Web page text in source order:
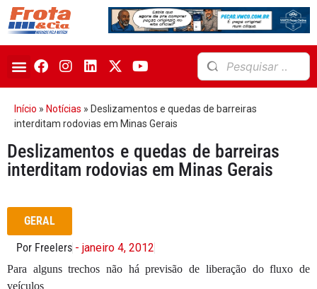
Início » Notícias » Deslizamentos e quedas de barreiras
interditam rodovias em Minas Gerais
Deslizamentos e quedas de barreiras
interditam rodovias em Minas Gerais
GERAL
Por Freelers - janeiro 4, 2012
Para alguns trechos não há previsão de liberação do fluxo de
veículos